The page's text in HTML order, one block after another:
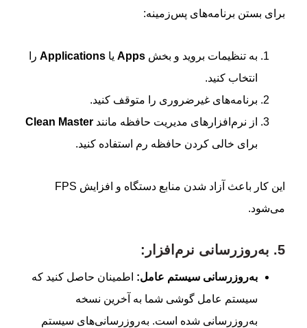
برای بستن برنامه‌های پس‌زمینه:
به تنظیمات بروید و بخشApps یاApplications را
انتخاب کنید.
برنامه‌های غیرضروری را متوقف کنید.
از نرم‌افزارهای مدیریت حافظه مانندClean Master
برای خالی کردن حافظه رم استفاده کنید.
این کار باعث آزاد شدن منابع دستگاه و افزایش FPS
می‌شود.
5. به‌روزرسانی نرم‌افزار:
به‌روزرسانی سیستم عامل: اطمینان حاصل کنید که
سیستم عامل گوشی شما به آخرین نسخه
به‌روزرسانی شده است. به‌روزرسانی‌های سیستم